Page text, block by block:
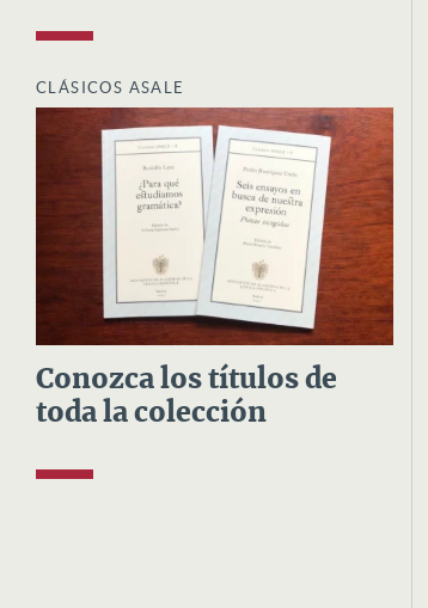
CLÁSICOS ASALE
Conozca los títulos de
toda la colección